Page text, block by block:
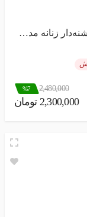
زنانه مدل پاپیون
2,480,000
%7
2,300,000 تومان